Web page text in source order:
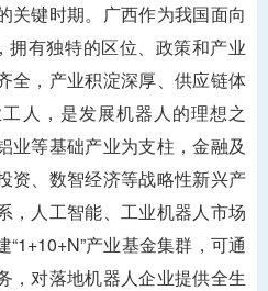
关键时期。广西作为我国面向
拥有独特的区位、政策和产业
全，产业积淀深厚、供应链体
人，是发展机器人的理想之
业等基础产业为支柱，金融及
资、数智经济等战略性新兴产
，人工智能、工业机器人市场
产业基金集群，可通
，对落地机器人企业提供全生